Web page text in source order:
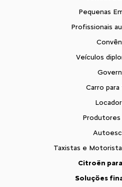
Pequenas
Profissionais
Veículos
Carro
Produtores
Taxistas e
Citroën
Soluções